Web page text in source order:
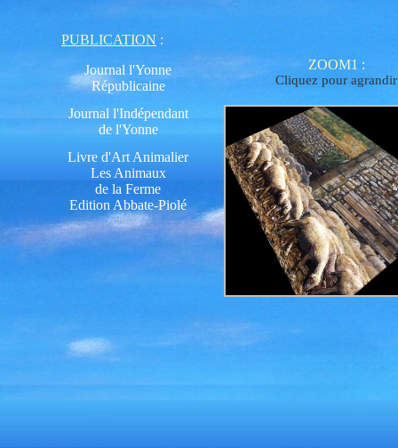
PUBLICATION :
Journal l'Yonne
Républicaine
Journal l'Indépendant
de l'Yonne
Livre d'Art Animalier
Les Animaux
de la Ferme
Edition Abbate-Piolé
ZOOM1 :
Cliquez pour agrandir